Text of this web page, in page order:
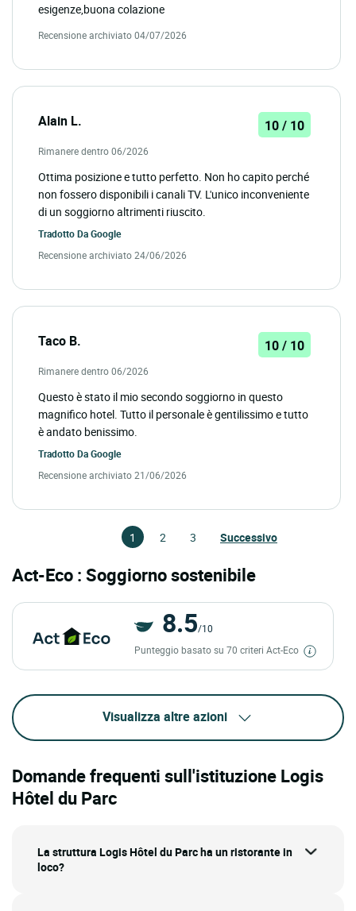
esigenze,buona colazione
Recensione archiviato 04/07/2026
Alain L. 10 / 10
Rimanere dentro 06/2026
Ottima posizione e tutto perfetto. Non ho capito perché
non fossero disponibili i canali TV. L'unico inconveniente
di un soggiorno altrimenti riuscito.
Tradotto DaGoogle
Recensione archiviato 24/06/2026
Taco B. 10 / 10
Rimanere dentro 06/2026
Questo è stato il mio secondo soggiorno in questo
magnifico hotel. Tutto il personale è gentilissimo e tutto
è andato benissimo.
Tradotto DaGoogle
Recensione archiviato 21/06/2026
1 2 3 Successivo
Act-Eco : Soggiorno sostenibile
8.5/10
Punteggio basato su 70 criteri Act-Eco
Visualizza altre azioni
Domande frequenti sull'istituzione Logis
Hôtel du Parc
La struttura Logis Hôtel du Parc ha un ristorante in
loco?